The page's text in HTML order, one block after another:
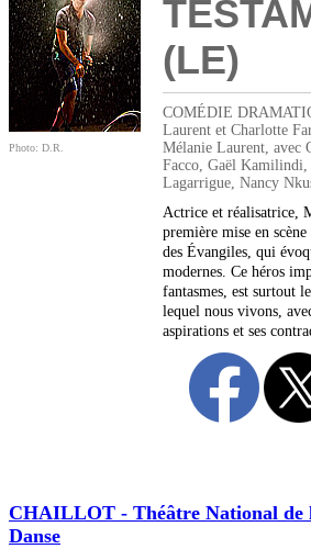
Photo: D.R.
(LE)
COMÉDIE
Laurent et Charlotte
Mélanie Laurent, avec
Facco, Gaël
Lagarrigue, Nancy
Actrice et réalisatrice,
première mise en
des Évangiles, qui
modernes. Ce héros
fantasmes, est surtout
lequel nous vivons,
aspirations et ses
CHAILLOT - Théâtre National de
Danse